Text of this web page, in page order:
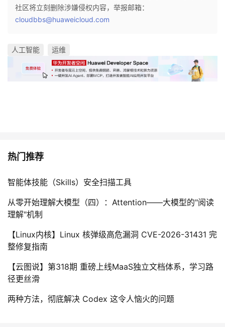
社区将立刻删除涉嫌侵权内容，举报邮箱：
cloudbbs@huaweicloud.com
人工智能 运维
热门推荐
智能体技能（Skills）安全扫描工具
从零开始理解大模型（四）：Attention——大模型的"阅读
理解"机制
【Linux内核】Linux 核弹级高危漏洞 CVE-2026-31431 完
整修复指南
【云图说】第318期 重磅上线MaaS独立文档体系，学习路
径更丝滑
两种方法，彻底解决 Codex 这令人恼火的问题